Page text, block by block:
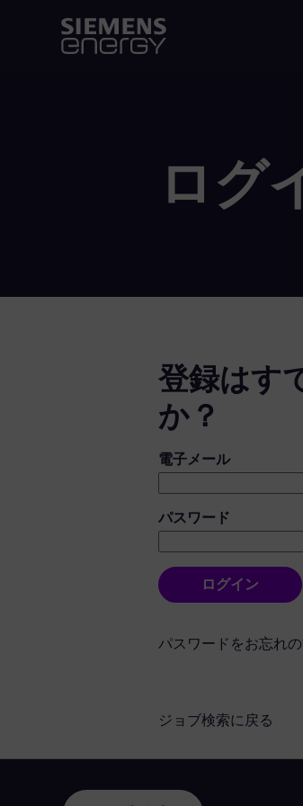
ログ
登録はす
か？
ログイン：ユーザーと
電子メール
パスワード
ログイン
パスワードをお忘れ
ジョブ検索に戻る